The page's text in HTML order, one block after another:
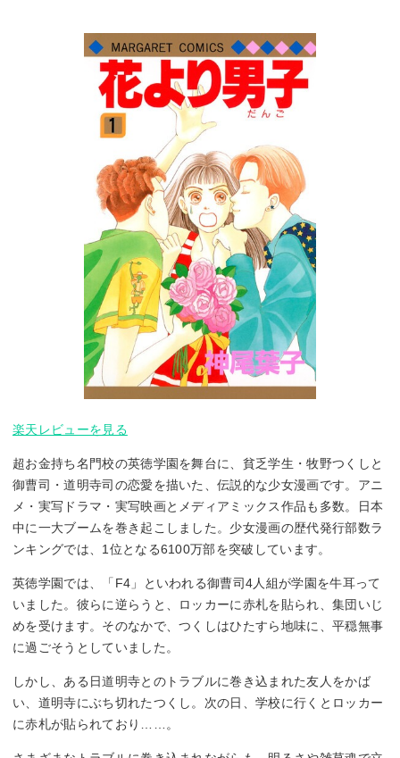
楽天レビューを見る
超お金持ち名門校の英徳学園を舞台に、貧乏学生・牧野つくしと
御曹司・道明寺司の恋愛を描いた、伝説的な少女漫画です。アニ
メ・実写ドラマ・実写映画とメディアミックス作品も多数。日本
中に一大ブームを巻き起こしました。少女漫画の歴代発行部数ラ
ンキングでは、1位となる6100万部を突破しています。
英徳学園では、「F4」といわれる御曹司4人組が学園を牛耳って
いました。彼らに逆らうと、ロッカーに赤札を貼られ、集団いじ
めを受けます。そのなかで、つくしはひたすら地味に、平穏無事
に過ごそうとしていました。
しかし、ある日道明寺とのトラブルに巻き込まれた友人をかば
い、道明寺にぶち切れたつくし。次の日、学校に行くとロッカー
に赤札が貼られており……。